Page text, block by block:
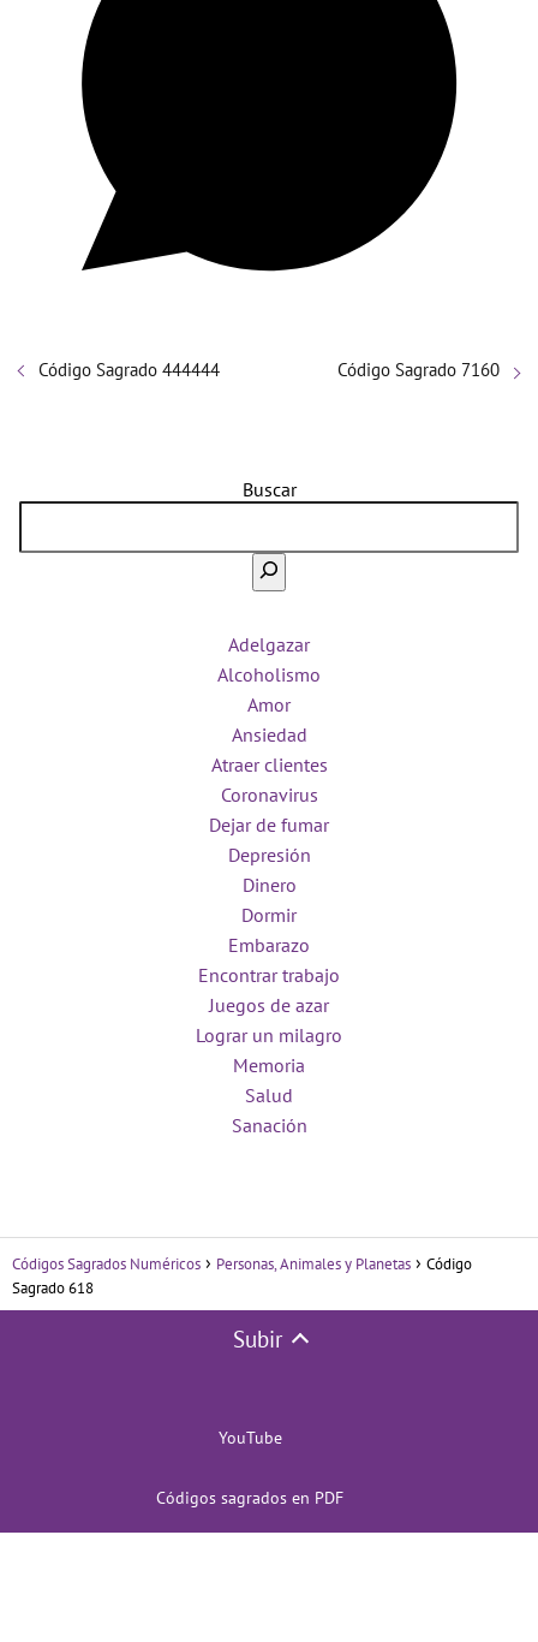
Código Sagrado 444444 Código Sagrado 7160
Buscar
Adelgazar
Alcoholismo
Amor
Ansiedad
Atraer clientes
Coronavirus
Dejar de fumar
Depresión
Dinero
Dormir
Embarazo
Encontrar trabajo
Juegos de azar
Lograr un milagro
Memoria
Salud
Sanación
Códigos Sagrados Numéricos Personas, Animales y Planetas
Código
Sagrado 618
Subir
YouTube
Códigos sagrados en PDF